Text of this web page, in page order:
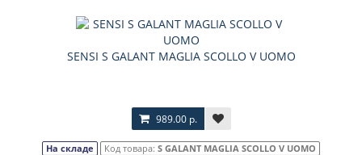
SENSI S GALANT MAGLIA SCOLLO V UOMO
989.00 р.
На складе Код товара: S GALANT MAGLIA SCOLLO V UOMO